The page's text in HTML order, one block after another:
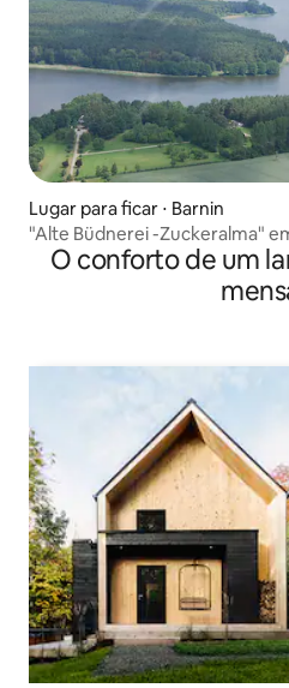
Lugar para ficar ⋅ Barnin
"Alte Büdnerei -Zuckeralma"
O conforto de um